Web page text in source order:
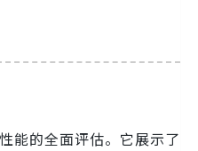
能的全面评估。它展示了